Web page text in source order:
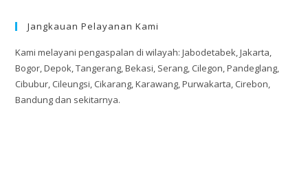
Jangkauan Pelayanan Kami
Kami melayani pengaspalan di wilayah: Jabodetabek, Jakarta,
Bogor, Depok, Tangerang, Bekasi, Serang, Cilegon, Pandeglang,
Cibubur, Cileungsi, Cikarang, Karawang, Purwakarta, Cirebon,
Bandung dan sekitarnya.